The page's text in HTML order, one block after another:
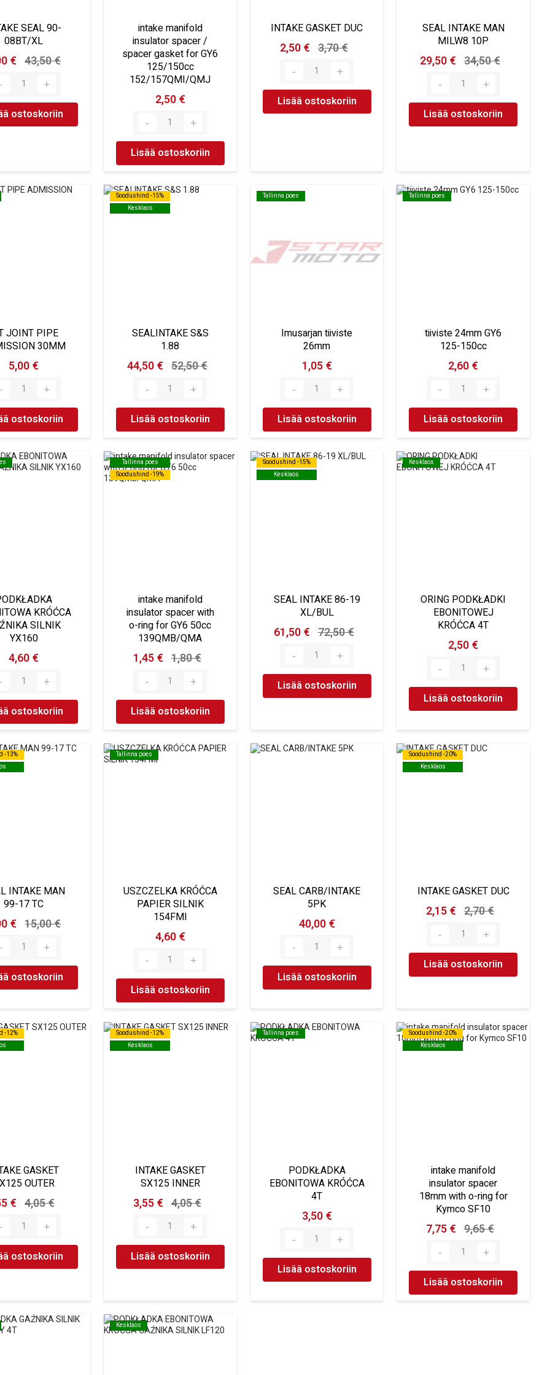
SEAL 90-
08BT/XL
€ 43,50 €
ostoskoriin
intake manifold
insulator spacer /
spacer gasket for GY6
125/150cc
152/157QMI/QMJ
2,50 €
Lisää ostoskoriin
INTAKE GASKET DUC
2,50 € 3,70 €
Lisää ostoskoriin
SEAL INTAKE MAN
MILW8 10P
29,50 € 34,50 €
Lisää ostoskoriin
JOINT PIPE
30MM
5,00 €
ostoskoriin
Soodushind -15%
Kesklaos
Soodushind -15%
Kesklaos
SEALINTAKE S&S
1.88
44,50 € 52,50 €
Lisää ostoskoriin
Tallinna poes
Tallinna poes
Imusarjan tiiviste
26mm
1,05 €
Lisää ostoskoriin
Tallinna poes
Tallinna poes
tiiviste 24mm GY6
125-150cc
2,60 €
Lisää ostoskoriin
KRÓĆCA
SILNIK
YX160
4,60 €
ostoskoriin
Tallinna poes
Soodushind -19%
Tallinna poes
Soodushind -19%
intake manifold
insulator spacer with
o-ring for GY6 50cc
139QMB/QMA
1,45 € 1,80 €
Lisää ostoskoriin
Soodushind -15%
Kesklaos
Soodushind -15%
Kesklaos
SEAL INTAKE 86-19
XL/BUL
61,50 € 72,50 €
Lisää ostoskoriin
Kesklaos
Kesklaos
ORING PODKŁADKI
EBONITOWEJ
KRÓĆCA 4T
2,50 €
Lisää ostoskoriin
-13%
-13%
INTAKE MAN
99-17 TC
€ 15,00 €
ostoskoriin
Tallinna poes
Tallinna poes
USZCZELKA KRÓĆCA
PAPIER SILNIK
154FMI
4,60 €
Lisää ostoskoriin
SEAL CARB/INTAKE
5PK
40,00 €
Lisää ostoskoriin
Soodushind -20%
Kesklaos
Soodushind -20%
Kesklaos
INTAKE GASKET DUC
2,15 € 2,70 €
Lisää ostoskoriin
-12%
-12%
GASKET
OUTER
€ 4,05 €
ostoskoriin
Soodushind -12%
Kesklaos
Soodushind -12%
Kesklaos
INTAKE GASKET
SX125 INNER
3,55 € 4,05 €
Lisää ostoskoriin
Tallinna poes
Tallinna poes
PODKŁADKA
EBONITOWA KRÓĆCA
4T
3,50 €
Lisää ostoskoriin
Soodushind -20%
Kesklaos
Soodushind -20%
Kesklaos
intake manifold
insulator spacer
18mm with o-ring for
Kymco SF10
7,75 € 9,65 €
Lisää ostoskoriin
Kesklaos
Kesklaos